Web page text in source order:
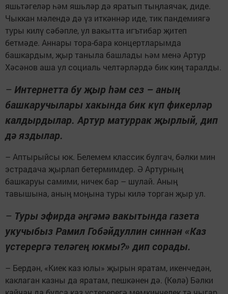
яшьтәгеләр һәм яшьләр дә яратып тыңлаячак, диде.
Чыккан мәлендә дә үз иткәннәр иде, тик пандемиягә
туры килү сәбәпле, ул вакытта игътибар җитеп
бетмәде. Аннары тора-бара концертларымда
башкардым, җыр таныла башлады һәм менә Артур
Хәсәнов аша ул социаль челтәрләрдә бик киң таралды.
– Интернетта бу җыр һәм сез – аның
башкаручылары хакында бик күп фикерләр
калдырдылар. Артур матуррак җырлый, дип
дә яздылар.
– Аптырыйсы юк. Белемем классик булгач, бәлки мин
эстрадача җырлап бетермимдер. Ә Артурның
башкаруы самими, ничек бар – шулай. Аның
тавышына, аның моңына туры килә торган җыр ул.
– Туры эфирда әңгәмә вакытында газета
укучыбыз Рамил Гобәйдуллин синнән «Каз
үстерергә теләгең юкмы?» дип сорады.
– Бердән, «Киек каз юлы» җырын яратам, икенчедән,
каклаган казны да яратам, пешкәнен дә. (Көлә) Бәлки